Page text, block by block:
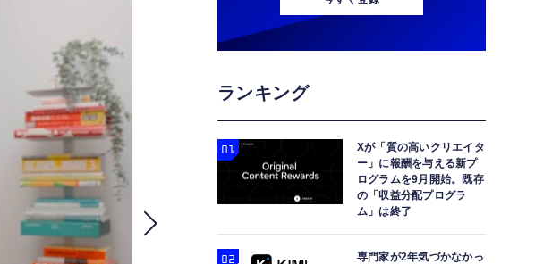
ランキング
Xが「質の高いクリエイタ
ー」に報酬を与える新プ
ログラムを9月開始。既存
の「収益分配プログラ
ム」は終了
専門家が2年気づかなかっ